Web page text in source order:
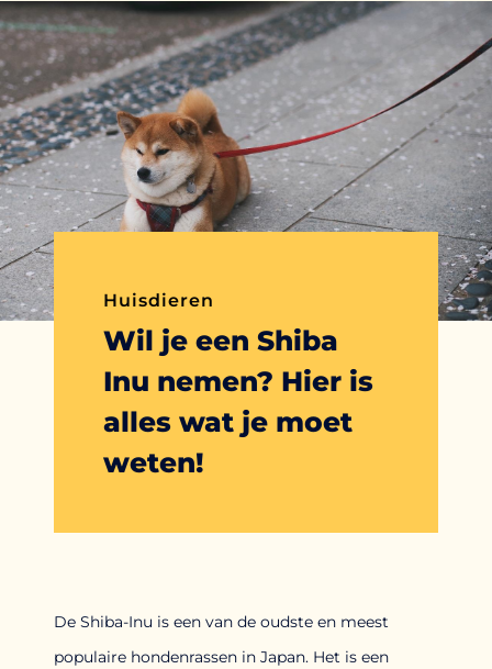
Huisdieren
Wil je een Shiba
Inu nemen? Hier is
alles wat je moet
weten!
De Shiba-Inu is een van de oudste en meest
populaire hondenrassen in Japan. Het is een